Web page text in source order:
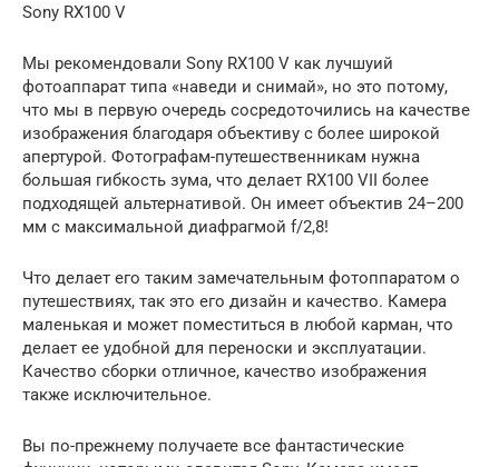
Sony RX100 V
Мы рекомендовали Sony RX100 V как лучшуий
фотоаппарат типа «наведи и снимай», но это потому,
что мы в первую очередь сосредоточились на качестве
изображения благодаря объективу с более широкой
апертурой. Фотографам-путешественникам нужна
большая гибкость зума, что делает RX100 VII более
подходящей альтернативой. Он имеет объектив 24–200
мм с максимальной диафрагмой f/2,8!
Что делает его таким замечательным фотоппаратом о
путешествиях, так это его дизайн и качество. Камера
маленькая и может поместиться в любой карман, что
делает ее удобной для переноски и эксплуатации.
Качество сборки отличное, качество изображения
также исключительное.
Вы по-прежнему получаете все фантастические